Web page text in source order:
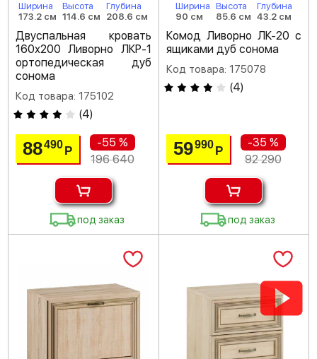
Ширина
173.2 см
Высота
114.6 см
Глубина
208.6 см
Двуспальная кровать
160х200 Ливорно ЛКР-1
ортопедическая дуб
сонома
Код товара: 175102
(4)
88490Р
-55 %
196 640
под заказ
Ширина
90 см
Высота
85.6 см
Глубина
43.2 см
Комод Ливорно ЛК-20 с
ящиками дуб сонома
Код товара: 175078
(4)
59990 Р
-35 %
92 290
под заказ